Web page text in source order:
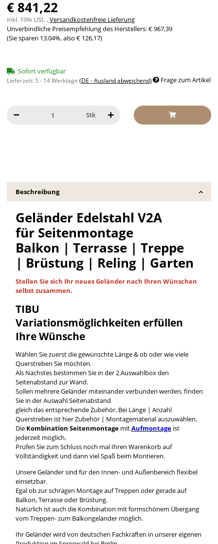
€ 841,22
inkl. 19% USt. ,Versandkostenfreie Lieferung
Unverbindliche Preisempfehlung des Herstellers:€ 967,39
(Sie sparen 13.04%, also € 126,17)
Sofort verfügbar
Lieferzeit: 5 - 14 Werktage (DE - Ausland abweichend) Frage zum Artikel
Stk
Beschreibung
Geländer Edelstahl V2A
für Seitenmontage
Balkon | Terrasse | Treppe
| Brüstung | Reling | Garten
Stellen Sie sich Ihr neues Geländer nach Ihren Wünschen
selbstzusammen.
TIBU
Variationsmöglichkeiten erfüllen
Ihre Wünsche
Wählen Sie zuerst die gewünschte Länge & ob oder wie viele
Querstreben Sie möchten.
Als Nächstes bestimmen Sie in der 2.Auswahlbox den
Seitenabstand zur Wand.
Sollen mehrere Geländer miteinander verbunden werden, finden
Sie in der Auswahl Seitenabstand
gleich das entsprechende Zubehör. Bei Länge | Anzahl
Querstreben ist hier Zubehör | Montagematerial auszuwählen.
Die Kombination Seitenmontage mitAufmontageist
jederzeit möglich.
Prüfen Sie zum Schluss noch mal Ihren Warenkorb auf
Vollständigkeit und dann viel Spaß beim Montieren.
Unsere Geländer sind für den Innen- und Außenbereich flexibel
einsetzbar.
Egal ob zur schrägen Montage auf Treppen oder gerade auf
Balkon, Terrasse oder Brüstung.
Natürlich ist auch die Kombination mit formschönem Übergang
vom Treppen- zum Balkongeländer möglich.
Ihr Geländer wird von deutschen Fachkräften in unserer eigenen